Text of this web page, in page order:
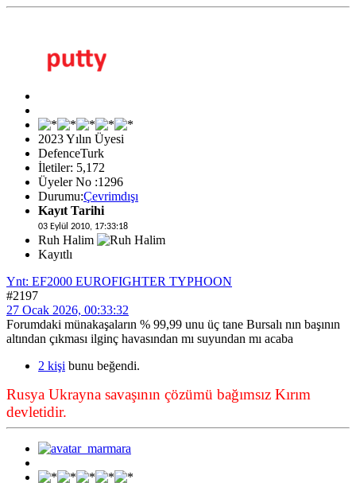
2023 Yılın Üyesi
DefenceTurk
İletiler: 5,172
Üyeler No :1296
Durumu:Çevrimdışı
Kayıt Tarihi
03 Eylül 2010, 17:33:18
Ruh Halim
Kayıtlı
Ynt: EF2000 EUROFIGHTER TYPHOON
#2197
27 Ocak 2026, 00:33:32
Forumdaki münakaşaların % 99,99 unu üç tane Bursalı nın başının
altından çıkması ilginç havasından mı suyundan mı acaba
2 kişi bunu beğendi.
Rusya Ukrayna savaşının çözümü bağımsız Kırım
devletidir.